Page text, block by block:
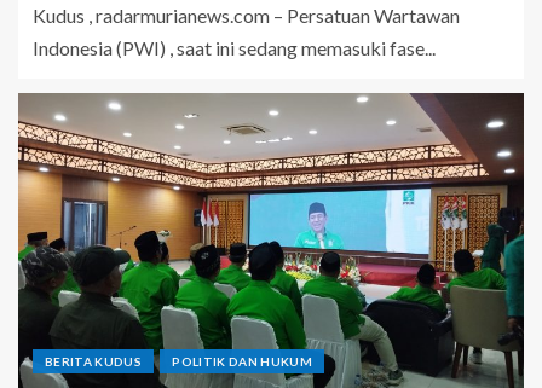
Kudus , radarmurianews.com – Persatuan Wartawan
Indonesia (PWI) , saat ini sedang memasuki fase...
BERITA KUDUS POLITIK DAN HUKUM